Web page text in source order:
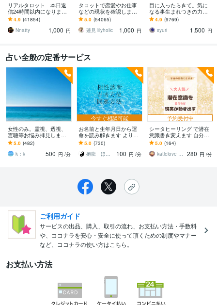
リアルタロット 本日返
信24時間以内になります
❤︎タイトルをご確認くださ
い❤︎
4.9 (41854)
Nnatty
1,000 円
タロットで恋愛やお仕事
などの現状を確認します
アドバイスもしっかりお
届けしますので安心して
ください♡
5.0 (54065)
蓮見 lilyholic
1,000 円
目に入ったらきて。気に
なる事生まれつきの力で
視ます 視ましょう恋愛や
仕事などこの先など
4.9 (9769)
syuri
1,500 円
占い全般の定番サービス
女性のみ。霊視、透視、
霊聴等お悩み拝見します
リピーターさまはこの先
のこと等お伝えいたしま
す。
5.0 (482)
k：k
500 円 /分
今すぐ相談可能
お名前と生年月日から運
命を読み解きます より良
い人生へとお導きするお
手伝いをさせていただき
ます。
5.0 (730)
抱龍 ほうりゅう
100 円 /分
予約受付中
シータヒーリング で潜在
意識書き変えます 自分を
諦めずに奇跡を信じてみ
ませんか？ヒーリングプ
レゼント付
5.0 (164)
katielove healing
280 円 /分
ご利用ガイド
サービスの出品、購入、取引の流れ、お支払い方法・手数料
や、ココナラを安心・安全に使って頂くための制度やマナー
など、ココナラの使い方はこちら。
お支払い方法